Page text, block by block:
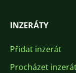
INZERÁTY
Přidat inzerát
Procházet